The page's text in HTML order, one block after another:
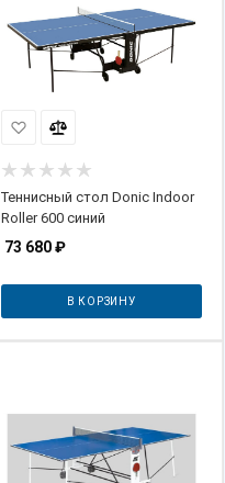
Теннисный стол Donic Indoor
Roller 600 синий
73 680₽
В КОРЗИНУ